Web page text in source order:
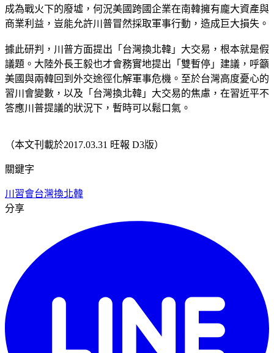
成為戰火下的廢墟，何況美國跨國企業在南韓擁有龐大資產與
商業利益，豈能允許川普冒然採取軍事行動，造成巨大損失。
據此研判，川普方面提出「台灣換北韓」大交易，根本就是假
議題。大陸外長王毅也才會務實地提出「雙暫停」建議，呼籲
美國與兩韓回到外交途徑化解軍事危機。至於台灣高度憂心的
習川會變數，以及「台灣換北韓」大交易的焦慮，在習近平不
答應川普提議的狀況下，暫時可以鬆口氣。
（本文刊載於2017.03.31 旺報 D3版）
關鍵字
川習會台灣換北韓
分享